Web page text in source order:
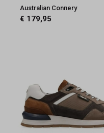
Australian Connery
€ 179,95